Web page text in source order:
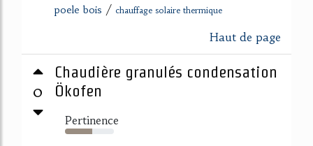
poele bois / chauffage solaire thermique
Haut de page
0
Chaudière granulés condensation
Ökofen
Pertinence
56%